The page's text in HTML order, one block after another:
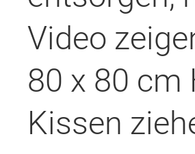
Video
80 x 80 cm
Kissen